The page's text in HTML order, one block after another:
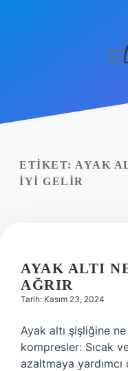
Yasal Uyarı
ETIKET: AYAK
IYI GELIR
AYAK ALTI
AĞRIR
Tarih: Kasım 23, 2024
Ayak altı şişliğine
kompresler: Sıcak
azaltmaya